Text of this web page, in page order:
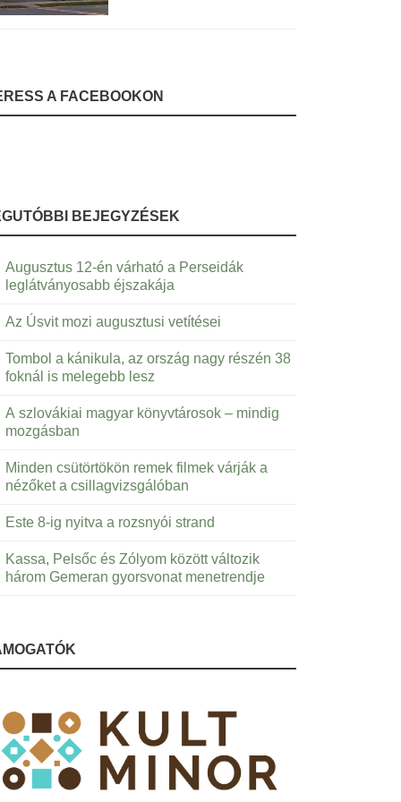
A FACEBOOKON
BEJEGYZÉSEK
Augusztus 12-én várható a Perseidák
leglátványosabb éjszakája
Az Úsvit mozi augusztusi vetítései
Tombol a kánikula, az ország nagy részén 38
foknál is melegebb lesz
A szlovákiai magyar könyvtárosok – mindig
mozgásban
Minden csütörtökön remek filmek várják a
nézőket a csillagvizsgálóban
Este 8-ig nyitva a rozsnyói strand
Kassa, Pelsőc és Zólyom között változik
három Gemeran gyorsvonat menetrendje